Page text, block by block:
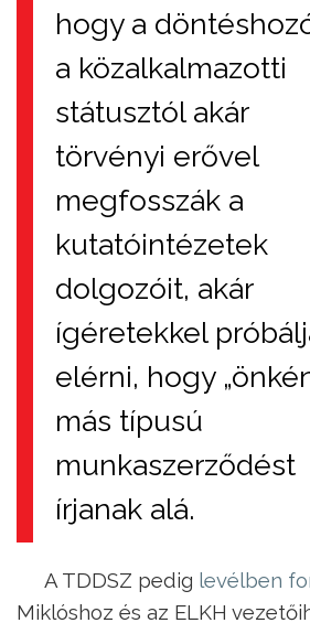
hogy a
a közalkalmazotti
státusztól akár
törvényi erővel
megfosszák a
kutatóintézetek
dolgozóit, akár
ígéretekkel
elérni, hogy
más típusú
munkaszerződést
írjanak alá.
A TDDSZ pedig levélben
Miklóshoz és az ELKH